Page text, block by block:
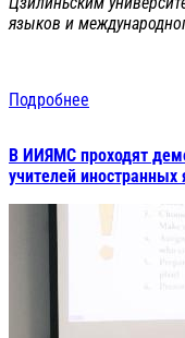
языков и
Подробнее
В ИИЯМС проходят
учителей иностранных